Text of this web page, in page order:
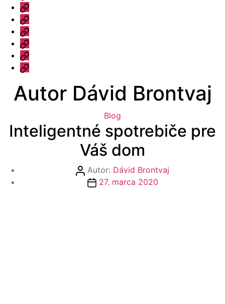
Vzorový
dom
Informácie
Naše
výhody
Blog
Otázky
a
Kontakt
Autor Dávid Brontvaj
Kategórie
Blog
Inteligentné spotrebiče pre
Váš dom
Autor
článku
Autor: Dávid Brontvaj
Dátum27. marca 2020